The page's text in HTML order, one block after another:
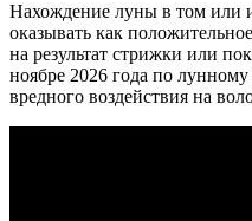
Нахождение луны в том или
оказывать как
на результат стрижки или
ноябре 2026 года по
вредного воздействия на